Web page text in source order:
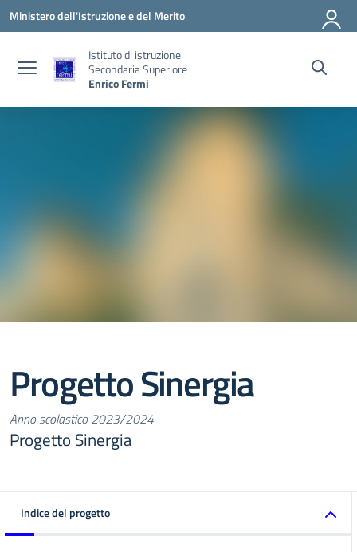
Vai ai contenuti
Vai al menu di navigazione
Vai al footer
Ministero dell'Istruzione e del Merito
Istituto di istruzione
Secondaria Superiore
Enrico Fermi
Progetto Sinergia
Anno scolastico 2023/2024
Progetto Sinergia
Indice del progetto